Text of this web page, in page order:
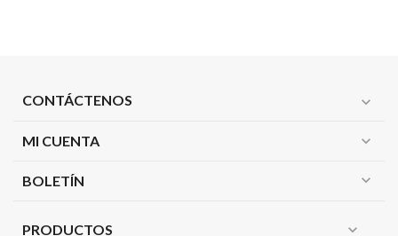
CONTÁCTENOS expand_more
MI CUENTA expand_more
BOLETÍN expand_more
PRODUCTOS expand_more